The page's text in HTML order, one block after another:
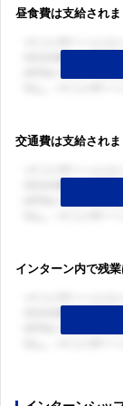
昼食費は支給されま
交通費は支給されま
インターン内で残